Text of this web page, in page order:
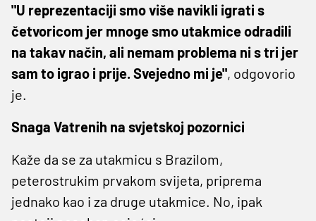
"U reprezentaciji smo više navikli igrati s
četvoricom jer mnoge smo utakmice odradili
na takav način, ali nemam problema ni s tri jer
sam to igrao i prije. Svejedno mi je", odgovorio
je.
Snaga Vatrenih na svjetskoj pozornici
Kaže da se za utakmicu s Brazilom,
peterostrukim prvakom svijeta, priprema
jednako kao i za druge utakmice. No, ipak